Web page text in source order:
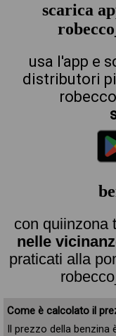
scarica
usa l'app e
distributori
con quiinzona
nelle
praticati alla
Come è calcolato il
Il prezzo della